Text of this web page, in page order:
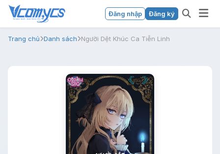
Đăng nhập Đăng ký
Trang chủ Danh sách Người Dệt Khúc Ca Tiễn Linh